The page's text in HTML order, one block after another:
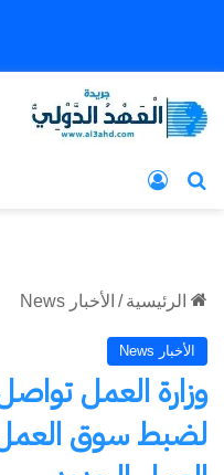
بحث عن
الرئيسية / الأخبار News
الأخبار News
وزارة العمل
لضبط سوق